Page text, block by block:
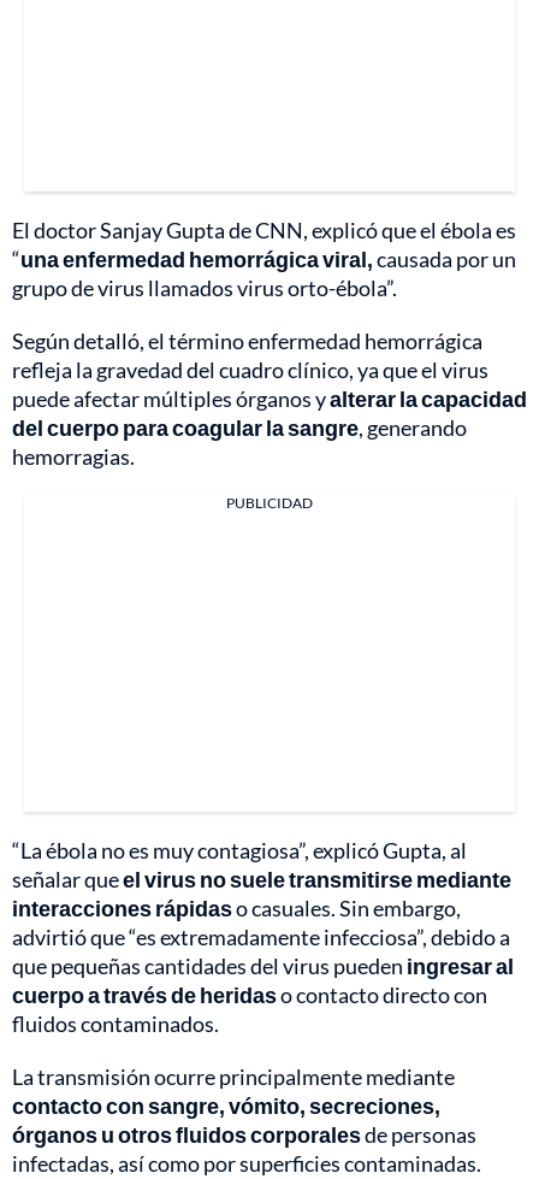
El doctor Sanjay Gupta de CNN, explicó que el ébola es
“una enfermedad hemorrágica viral,causada por un
grupo de virus llamados virus orto-ébola”.
Según detalló, el término enfermedad hemorrágica
refleja la gravedad del cuadro clínico, ya que el virus
puede afectar múltiples órganos yalterar la capacidad
del cuerpo para coagular la sangre, generando
hemorragias.
PUBLICIDAD
“La ébola no es muy contagiosa”, explicó Gupta, al
señalar queel virus no suele transmitirse mediante
interacciones rápidaso casuales. Sin embargo,
advirtió que “es extremadamente infecciosa”, debido a
que pequeñas cantidades del virus pueden ingresar al
cuerpo a través de heridaso contacto directo con
fluidos contaminados.
La transmisión ocurre principalmente mediante
contacto con sangre, vómito, secreciones,
órganos u otros fluidos corporalesde personas
infectadas, así como por superficies contaminadas.